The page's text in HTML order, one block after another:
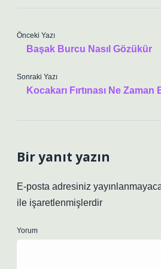
Önceki Yazı
Başak Burcu Nasıl Gözükür
Sonraki Yazı
Kocakarı Fırtınası Ne Zaman
Bir yanıt yazın
E-posta adresiniz
ile işaretlenmişlerdir
Yorum